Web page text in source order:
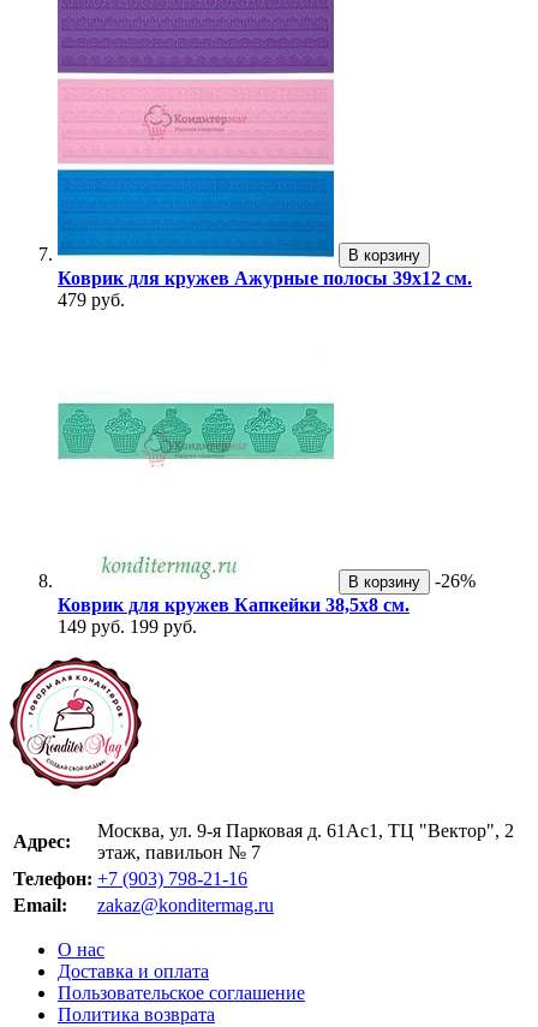
В корзину
Коврик для кружев Ажурные полосы 39х12 см.
479 руб.
В корзину
-26%
Коврик для кружев Капкейки 38,5х8 см.
149 руб. 199 руб.
Адрес:
Москва, ул. 9-я Парковая д. 61Ас1, ТЦ "Вектор", 2
этаж, павильон № 7
Телефон: +7 (903) 798-21-16
Email:
zakaz@konditermag.ru
О нас
Доставка и оплата
Пользовательское соглашение
Политика возврата